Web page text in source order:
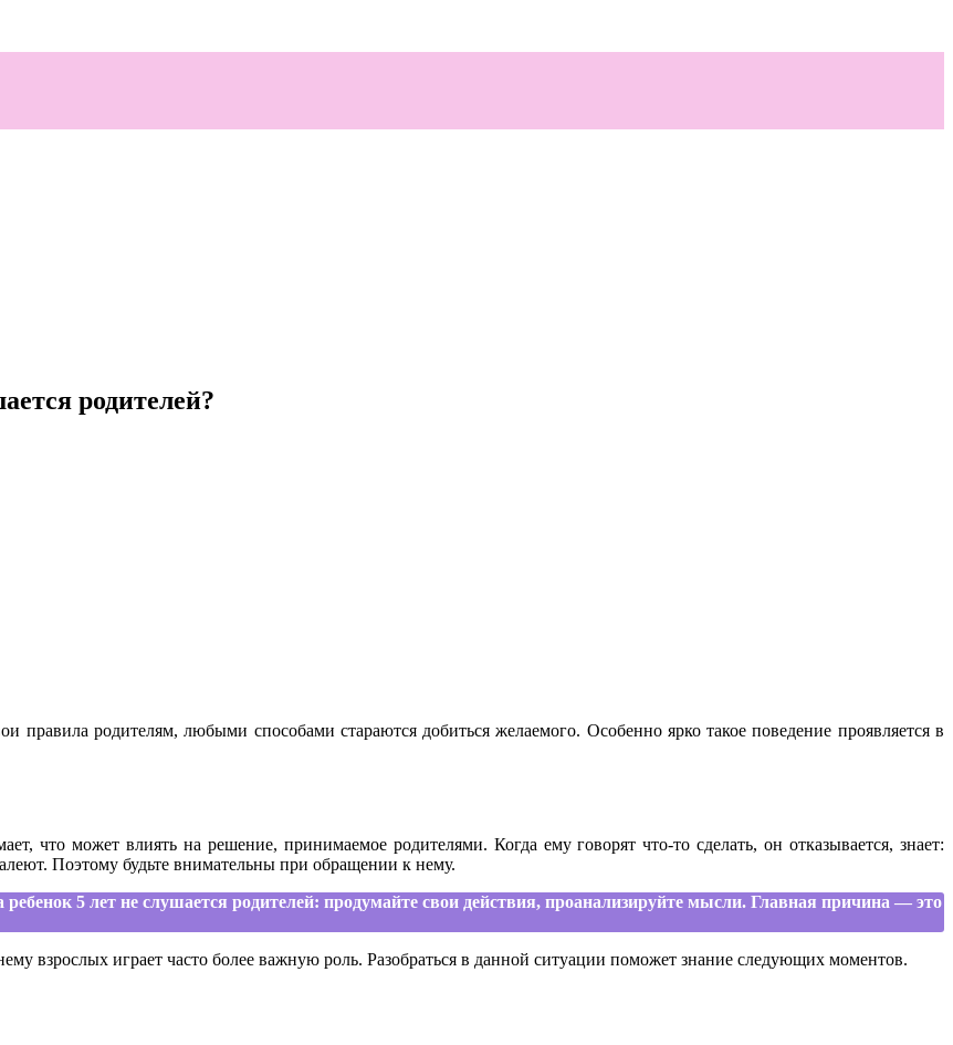
родителей?
правила родителям, любыми способами стараются добиться желаемого. Особенно ярко такое поведение проявляется в
что может влиять на решение, принимаемое родителями. Когда ему говорят что-то сделать, он отказывается, знает:
Поэтому будьте внимательны при обращении к нему.
5 лет не слушается родителей: продумайте свои действия, проанализируйте мысли. Главная причина — это
взрослых играет часто более важную роль. Разобраться в данной ситуации поможет знание следующих моментов.